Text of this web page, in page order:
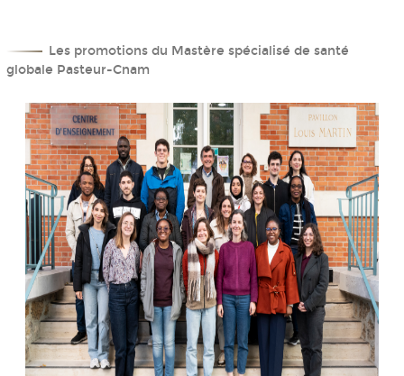
Les promotions du Mastère spécialisé de santé
globale Pasteur-Cnam